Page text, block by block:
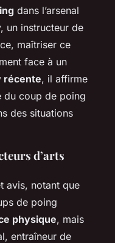
dans l’arsenal
un instructeur de
maîtriser ce
face à un
récente, il affirme
du coup de poing
des situations
d’arts
avis, notant que
de poing
physique, mais
entraîneur de